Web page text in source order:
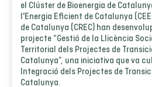
el Clúster de Bioenergia de
l'Energia Eficient de Catalunya
de Catalunya (CREC) han
projecte “Gestió de la Llicència
Territorial dels Projectes de
Catalunya”, una iniciativa que va
Integració dels Projectes de
Catalunya.